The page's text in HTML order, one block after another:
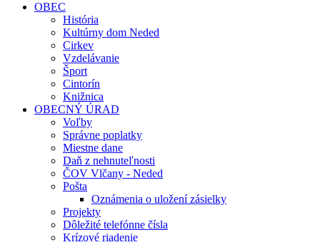
OBEC
História
Kultúrny dom Neded
Cirkev
Vzdelávanie
Šport
Cintorín
Knižnica
OBECNÝ ÚRAD
Voľby
Správne poplatky
Miestne dane
Daň z nehnuteľnosti
ČOV Vlčany - Neded
Pošta
Oznámenia o uložení zásielky
Projekty
Dôležité telefónne čísla
Krízové riadenie